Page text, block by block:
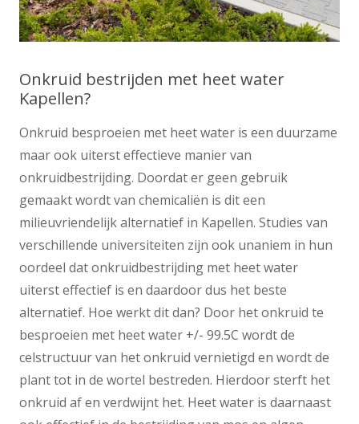
Onkruid bestrijden met heet water
Kapellen?
Onkruid besproeien met heet water is een duurzame
maar ook uiterst effectieve manier van
onkruidbestrijding. Doordat er geen gebruik
gemaakt wordt van chemicaliën is dit een
milieuvriendelijk alternatief in Kapellen. Studies van
verschillende universiteiten zijn ook unaniem in hun
oordeel dat onkruidbestrijding met heet water
uiterst effectief is en daardoor dus het beste
alternatief. Hoe werkt dit dan? Door het onkruid te
besproeien met heet water +/- 99.5C wordt de
celstructuur van het onkruid vernietigd en wordt de
plant tot in de wortel bestreden. Hierdoor sterft het
onkruid af en verdwijnt het. Heet water is daarnaast